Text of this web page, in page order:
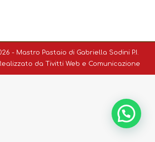
- Mastro Pastaio di Gabriella Sodini P.I.
da Tivitti Web e Comunicazione